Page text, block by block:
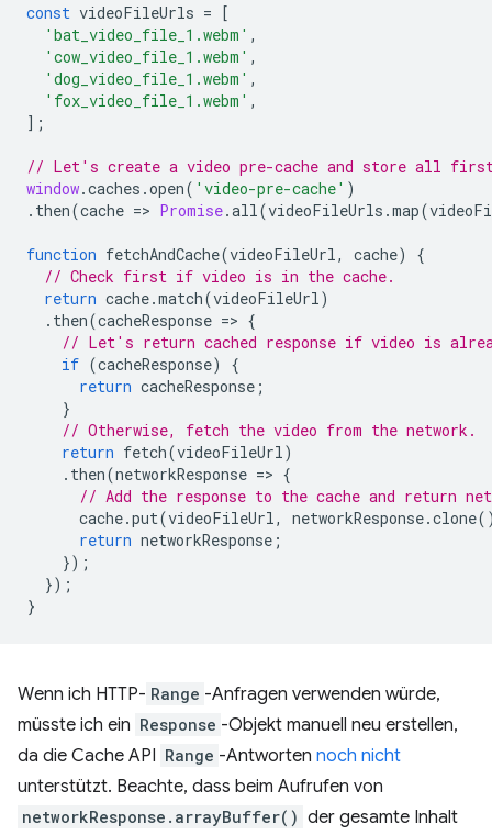
const videoFileUrls = [
'bat_video_file_1.webm' ,
'cow_video_file_1.webm' ,
'dog_video_file_1.webm' ,
'fox_video_file_1.webm' ,
];
// Let's create a video pre-cache and store all first
window.caches .open( 'video-pre-cache' )
. then(cache => Promise.all(videoFileUrls .map(
function fetchAndCache(videoFileUrl, cache)
{
// Check first if video is in the cache.
return cache.match(videoFileUrl)
. then(cacheResponse => {
// Let's return cached response if video is
if (cacheResponse)
{
return cacheResponse ;
}
// Otherwise, fetch the video from the network.
return fetch(videoFileUrl)
. then(networkResponse => {
// Add the response to the cache and return
cache.put(videoFileUrl, networkResponse.clone
return networkResponse ;
});
});
}
Wenn ich HTTP- Range -Anfragen verwenden würde,
müsste ich ein Response -Objekt manuell neu erstellen,
da die Cache API Range -Antworten noch nicht
unterstützt. Beachte, dass beim Aufrufen von
networkResponse.arrayBuffer() der gesamte Inhalt